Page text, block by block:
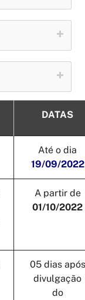
DATAS
Até o dia
19/09/2022
A partir de
01/10/2022
05 dias após
divulgação
do